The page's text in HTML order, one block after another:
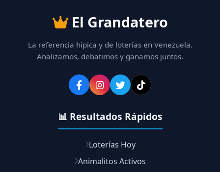
El Grandatero
La referencia hípica y de loterías en Venezuela.
Analizamos, debatimos y ganamos juntos.
📊 Resultados Rápidos
Loterías Hoy
Animalitos Activos